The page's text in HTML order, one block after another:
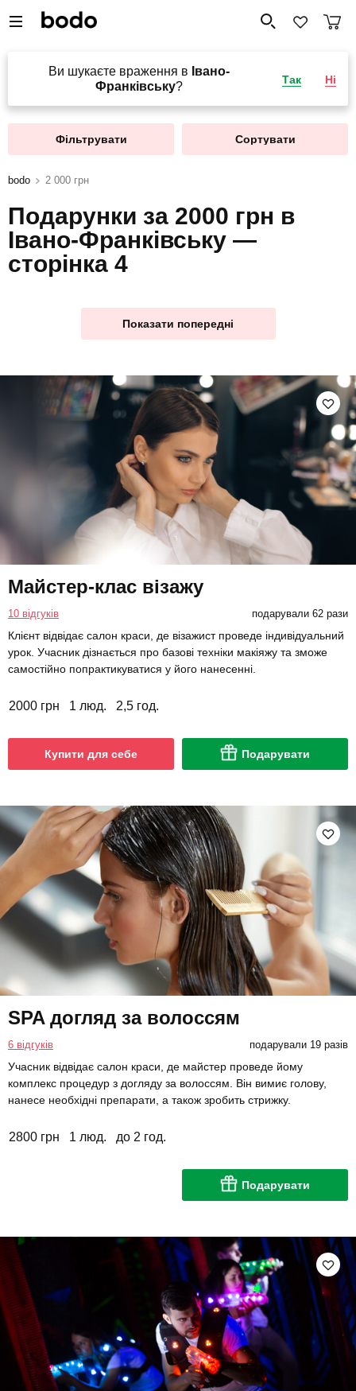
Ви шукаєте враження в Івано-
Франківську?
Так Ні
Фільтрувати Сортувати
bodo 2 000 грн
Подарунки за 2000 грн в
Івано-Франківську —
сторінка 4
Показати попередні
Майстер-клас візажу
10 відгуків подарували 62 рази
Клієнт відвідає салон краси, де візажист проведе індивідуальний
урок. Учасник дізнається про базові техніки макіяжу та зможе
самостійно попрактикуватися у його нанесенні.
2000 грн 1 люд. 2,5 год.
Купити для себе Подарувати
SPA догляд за волоссям
6 відгуків подарували 19 разів
Учасник відвідає салон краси, де майстер проведе йому
комплекс процедур з догляду за волоссям. Він вимиє голову,
нанесе необхідні препарати, а також зробить стрижку.
2800 грн 1 люд. до 2 год.
Подарувати